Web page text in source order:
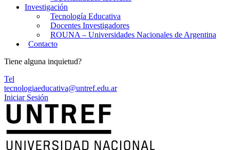
Investigación
Tecnología Educativa
Docentes Investigadores
ROUNA – Universidades Nacionales de Argentina
Contacto
Tiene alguna inquietud?
Tel
tecnologiaeducativa@untref.edu.ar
Iniciar Sesión